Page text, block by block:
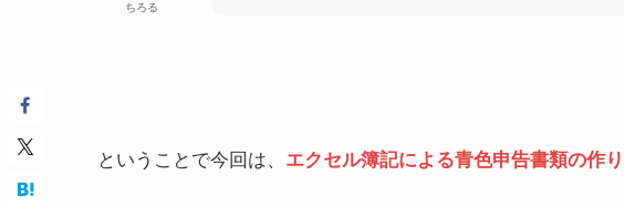
ちろる
ということで今回は、 エクセル簿記による青色申告書類の作